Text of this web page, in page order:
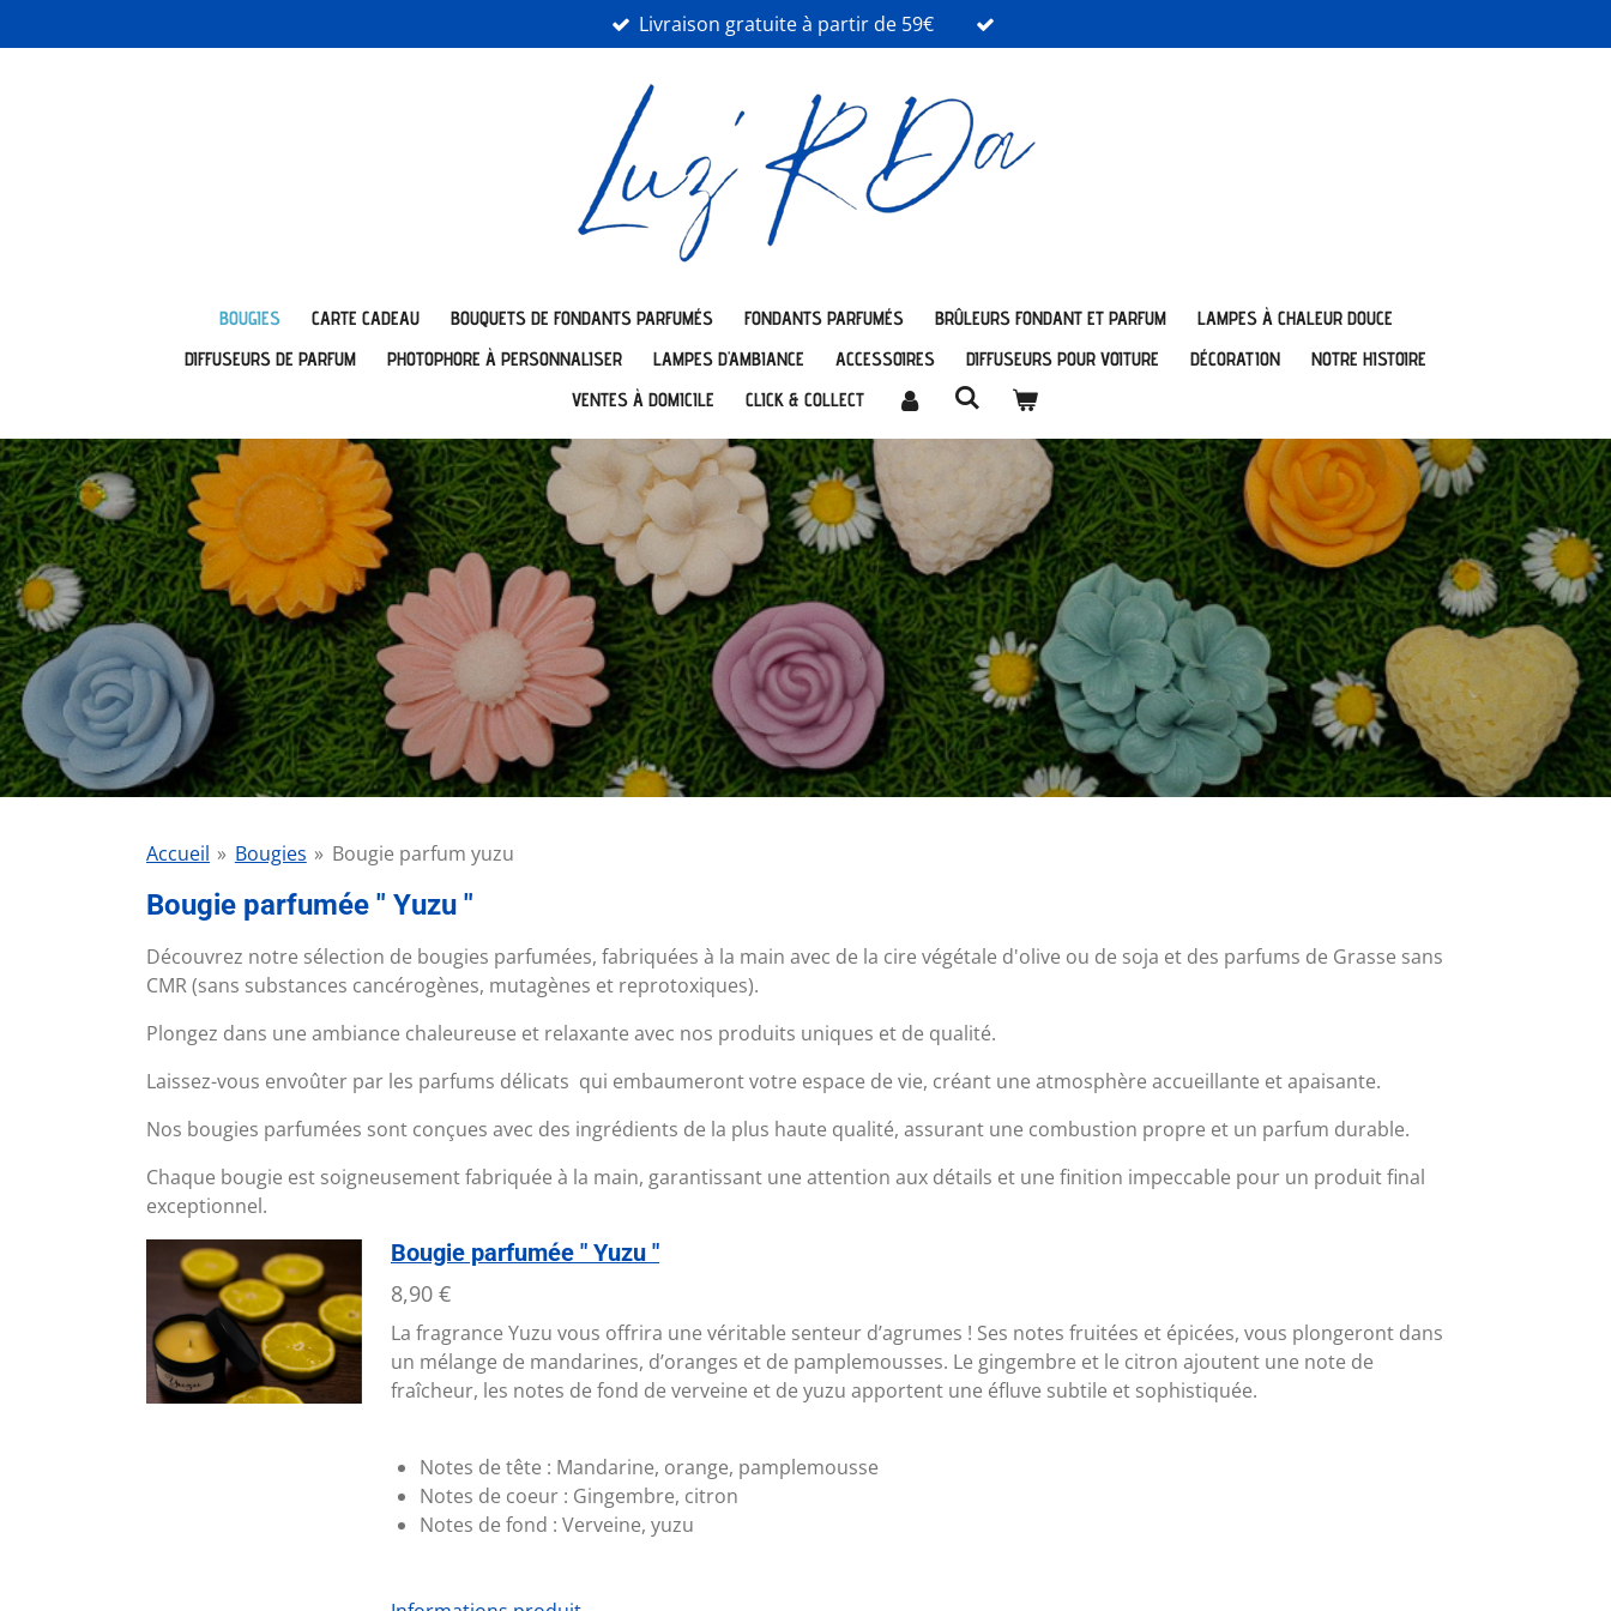
au
Livraison gratuite à partir de 59€
BOUGIES CARTE CADEAU BOUQUETS DE FONDANTS PARFUMÉS FONDANTS PARFUMÉS BRÛLEURS FONDANT ET PARFUM
LAMPES À CHALEUR DOUCE
DIFFUSEURS DE PARFUM
PHOTOPHORE À PERSONNALISER LAMPES D'AMBIANCE ACCESSOIRES DIFFUSEURS POUR VOITURE DÉCORATION
NOTRE HISTOIRE
VENTES À DOMICILE
CLICK & COLLECT
Accueil » Bougies » Bougie parfum yuzu
Bougie parfumée " Yuzu "
Découvrez notre sélection de bougies parfumées, fabriquées à la main avec de la cire végétale d'olive ou de soja et des parfums de Grasse sans
CMR (sans substances cancérogènes, mutagènes et reprotoxiques).
Plongez dans une ambiance chaleureuse et relaxante avec nos produits uniques et de qualité.
Laissez-vous envoûter par les parfums délicats qui embaumeront votre espace de vie, créant une atmosphère accueillante et apaisante.
Nos bougies parfumées sont conçues avec des ingrédients de la plus haute qualité, assurant une combustion propre et un parfum durable.
Chaque bougie est soigneusement fabriquée à la main, garantissant une attention aux détails et une finition impeccable pour un produit final
exceptionnel.
Bougie parfumée " Yuzu "
8,90 €
La fragrance Yuzu vous offrira une véritable senteur d’agrumes ! Ses notes fruitées et épicées, vous plongeront dans
un mélange de mandarines, d’oranges et de pamplemousses. Le gingembre et le citron ajoutent une note de
fraîcheur, les notes de fond de verveine et de yuzu apportent une éfluve subtile et sophistiquée.
Notes de tête : Mandarine, orange, pamplemousse
Notes de coeur : Gingembre, citron
Notes de fond : Verveine, yuzu